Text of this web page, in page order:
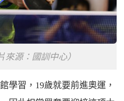
來源：國訓中心）
學習，19歲就要前進奧運，